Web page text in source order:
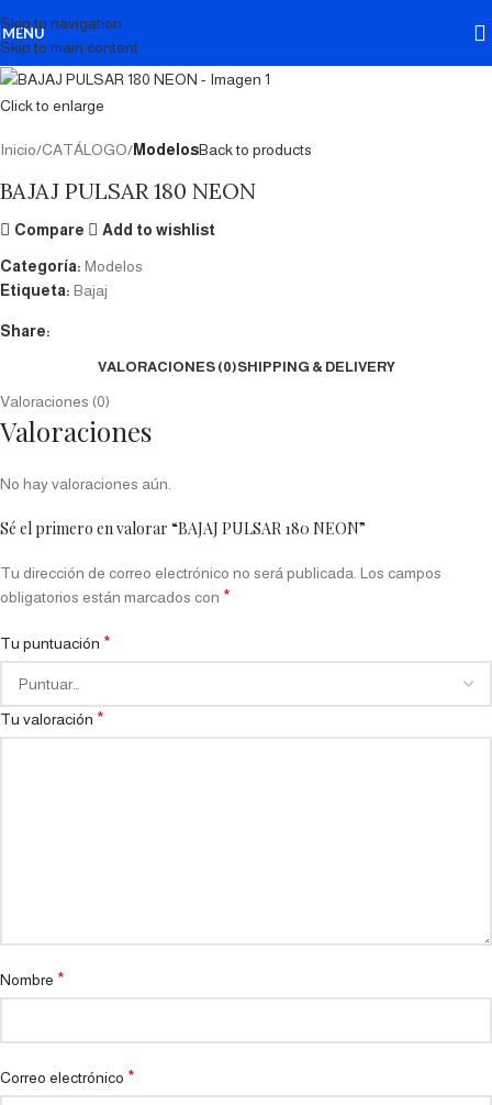
Skip to navigation
Skip to main content
MENU
Click to enlarge
Inicio CATÁLOGO ModelosBack to products
BAJAJ PULSAR 180 NEON
Compare Add to wishlist
Categoría: Modelos
Etiqueta: Bajaj
Share:
VALORACIONES (0)SHIPPING & DELIVERY
Valoraciones (0)
Valoraciones
No hay valoraciones aún.
Sé el primero en valorar “BAJAJ PULSAR 180 NEON”
Tu dirección de correo electrónico no será publicada. Los campos
obligatorios están marcados con *
Tu puntuación *
Tu valoración *
Nombre *
Correo electrónico *